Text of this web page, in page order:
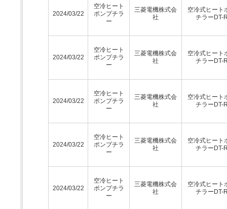
2024/03/22
空冷ヒート
ポンプチラ
ー
三菱電機株式会
社
空冷式ヒート
チラーDT-
2024/03/22
空冷ヒート
ポンプチラ
ー
三菱電機株式会
社
空冷式ヒート
チラーDT-
2024/03/22
空冷ヒート
ポンプチラ
ー
三菱電機株式会
社
空冷式ヒート
チラーDT-
2024/03/22
空冷ヒート
ポンプチラ
ー
三菱電機株式会
社
空冷式ヒート
チラーDT-
2024/03/22
空冷ヒート
ポンプチラ
ー
三菱電機株式会
社
空冷式ヒート
チラーDT-